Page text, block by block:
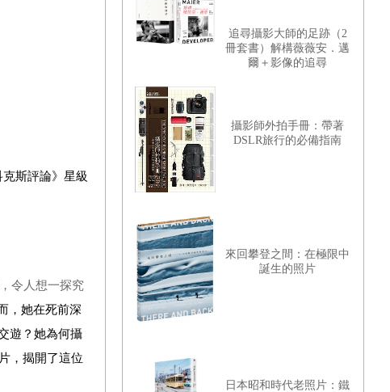
斯評論》星級
令人想一探究
，她在死前深
遊？她為何攝
，揭開了這位
追尋攝影大師的足跡（2
冊套書）解構薇薇安．邁
爾＋影像的追尋
攝影師外拍手冊：帶著
DSLR旅行的必備指南
來回攀登之間：在極限中
誕生的照片
日本昭和時代老照片：鐵